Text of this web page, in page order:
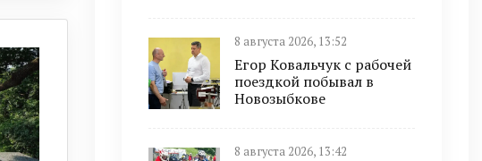
8 августа 2026, 13:52
Егор Ковальчук с рабочей
поездкой побывал в
Новозыбкове
8 августа 2026, 13:42